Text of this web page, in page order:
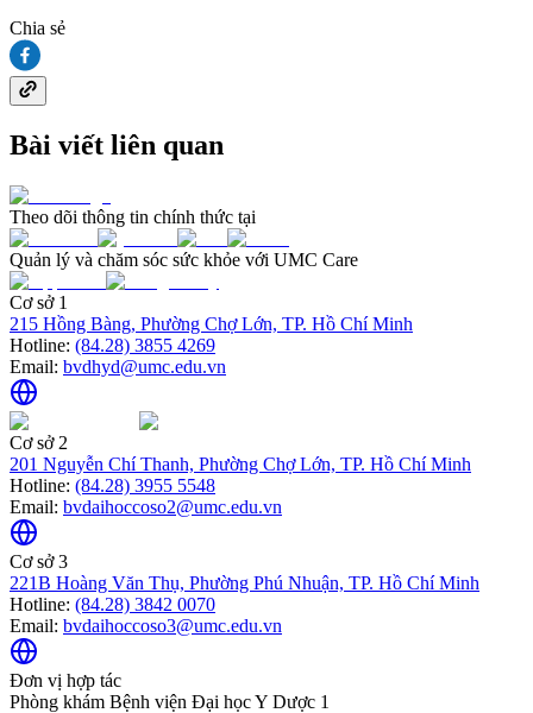
Chia sẻ
Bài viết liên quan
Theo dõi thông tin chính thức tại
Quản lý và chăm sóc sức khỏe với UMC Care
Cơ sở 1
215 Hồng Bàng, Phường Chợ Lớn, TP. Hồ Chí Minh
Hotline: (84.28) 3855 4269
Email: bvdhyd@umc.edu.vn
Cơ sở 2
201 Nguyễn Chí Thanh, Phường Chợ Lớn, TP. Hồ Chí Minh
Hotline: (84.28) 3955 5548
Email: bvdaihoccoso2@umc.edu.vn
Cơ sở 3
221B Hoàng Văn Thụ, Phường Phú Nhuận, TP. Hồ Chí Minh
Hotline: (84.28) 3842 0070
Email: bvdaihoccoso3@umc.edu.vn
Đơn vị hợp tác
Phòng khám Bệnh viện Đại học Y Dược 1